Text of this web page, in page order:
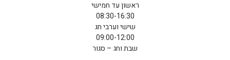
ראשון עד חמישי
08:30-16:30
שישי וערבי חג
09:00-12:00
שבת וחג – סגור